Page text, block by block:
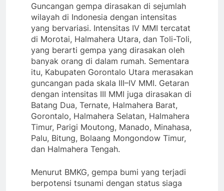
Guncangan gempa dirasakan di sejumlah
wilayah di Indonesia dengan intensitas
yang bervariasi. Intensitas IV MMI tercatat
di Morotai, Halmahera Utara, dan Toli-Toli,
yang berarti gempa yang dirasakan oleh
banyak orang di dalam rumah. Sementara
itu, Kabupaten Gorontalo Utara merasakan
guncangan pada skala III–IV MMI. Getaran
dengan intensitas III MMI juga dirasakan di
Batang Dua, Ternate, Halmahera Barat,
Gorontalo, Halmahera Selatan, Halmahera
Timur, Parigi Moutong, Manado, Minahasa,
Palu, Bitung, Bolaang Mongondow Timur,
dan Halmahera Tengah.
Menurut BMKG, gempa bumi yang terjadi
berpotensi tsunami dengan status siaga